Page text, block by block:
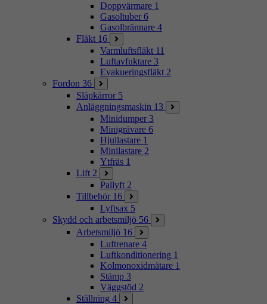
Doppvärmare 1
Gasoltuber 6
Gasolbrännare 4
Fläkt 16
Varmluftsfläkt 11
Luftavfuktare 3
Evakueringsfläkt 2
Fordon 36
Släpkärror 5
Anläggningsmaskin 13
Minidumper 3
Minigrävare 6
Hjullastare 1
Minilastare 2
Ytfräs 1
Lift 2
Pallyft 2
Tillbehör 16
Lyftsax 5
Skydd och arbetsmiljö 56
Arbetsmiljö 16
Luftrenare 4
Luftkonditionering 1
Kolmonoxidmätare 1
Stämp 3
Väggstöd 2
Ställning 4